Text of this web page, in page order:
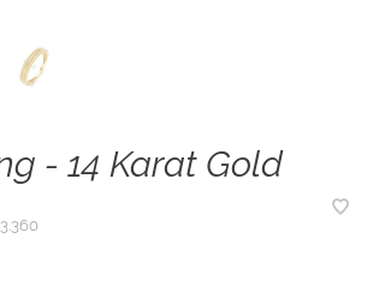
- 14 Karat Gold